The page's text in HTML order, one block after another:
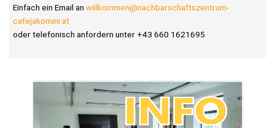
Einfach ein Email an willkommen@nachbarschaftszentrum-
cafejakomini.at
oder telefonisch anfordern unter +43 660 1621695